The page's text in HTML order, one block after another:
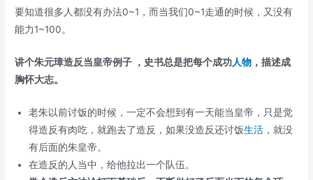
要知道很多人都没有办法0~1，而当我们0~1走通的时候，又没有
能力1~100。
讲个朱元璋造反当皇帝例子 ，史书总是把每个成功人物 ，描述成
胸怀大志。
老朱以前讨饭的时候，一定不会想到有一天能当皇帝，只是觉
得造反有肉吃，就跑去了造反，如果没造反还讨饭生活 ，就没
有后面的朱皇帝。
在造反的人当中，给他拉出一个队伍。